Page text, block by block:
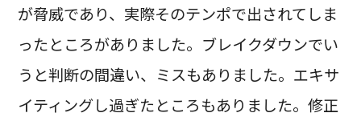
が脅威であり、実際そのテンポで出されてしま
ったところがありました。ブレイクダウンでい
うと判断の間違い、ミスもありました。エキサ
イティングし過ぎたところもありました。修正